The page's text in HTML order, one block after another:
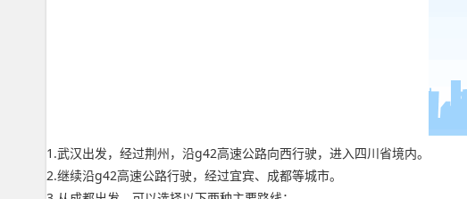
1.武汉出发，经过荆州，沿g42高速公路向西行驶，进入四川省境内。
2.继续沿g42高速公路行驶，经过宜宾、成都等城市。